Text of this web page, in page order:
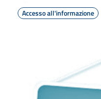
Accesso all'informazione